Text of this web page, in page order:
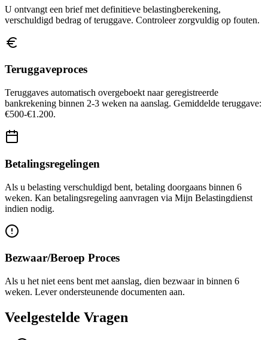
U ontvangt een brief met definitieve belastingberekening,
verschuldigd bedrag of teruggave. Controleer zorgvuldig op fouten.
Teruggaveproces
Teruggaves automatisch overgeboekt naar geregistreerde
bankrekening binnen 2-3 weken na aanslag. Gemiddelde teruggave:
€500-€1.200.
Betalingsregelingen
Als u belasting verschuldigd bent, betaling doorgaans binnen 6
weken. Kan betalingsregeling aanvragen via Mijn Belastingdienst
indien nodig.
Bezwaar/Beroep Proces
Als u het niet eens bent met aanslag, dien bezwaar in binnen 6
weken. Lever ondersteunende documenten aan.
Veelgestelde Vragen